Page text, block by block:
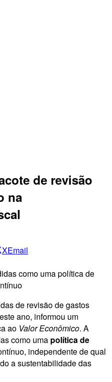
de revisão
na
XEmail
como uma política de
de revisão de gastos
ano, informou um
ao Valor Econômico. A
como uma política de
independente de qual
a sustentabilidade das